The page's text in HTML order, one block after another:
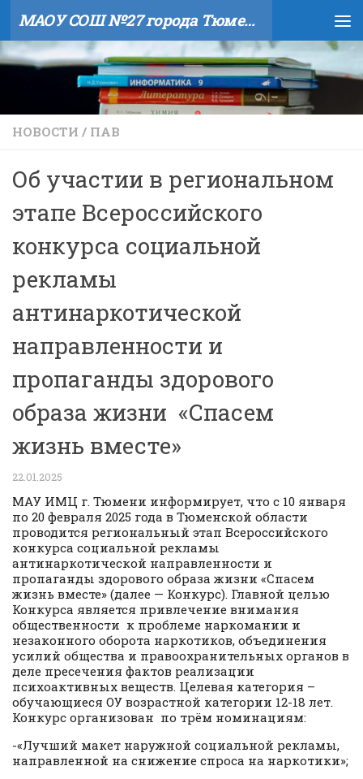
Skip to content МАОУ СОШ №27 города Тюмени
НОВОСТИ / ПАВ
Об участии в региональном
этапе Всероссийского
конкурса социальной
рекламы
антинаркотической
направленности и
пропаганды здорового
образа жизни «Спасем
жизнь вместе»
22.01.2025
МАУ ИМЦ г. Тюмени информирует, что с 10 января
по 20 февраля 2025 года в Тюменской области
проводится региональный этап Всероссийского
конкурса социальной рекламы
антинаркотической направленности и
пропаганды здорового образа жизни «Спасем
жизнь вместе» (далее — Конкурс). Главной целью
Конкурса является привлечение внимания
общественности к проблеме наркомании и
незаконного оборота наркотиков, объединения
усилий общества и правоохранительных органов в
деле пресечения фактов реализации
психоактивных веществ. Целевая категория –
обучающиеся ОУ возрастной категории 12-18 лет.
Конкурс организован по трём номинациям:
-«Лучший макет наружной социальной рекламы,
направленной на снижение спроса на наркотики»;